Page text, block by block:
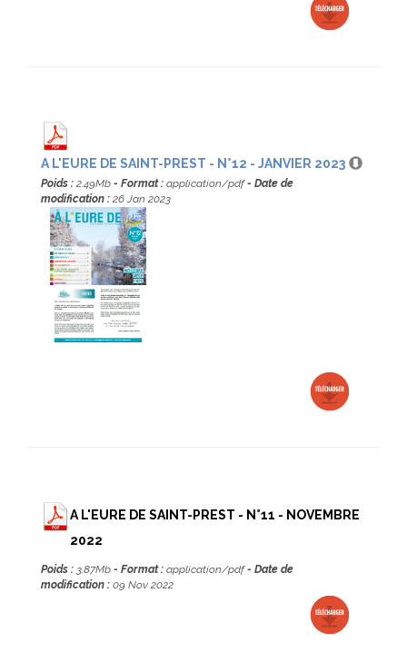
A L'EURE DE SAINT-PREST - N°12 - JANVIER 2023
Poids : 2.49Mb - Format : application/pdf- Date de
modification : 26 Jan 2023
A L'EURE DE SAINT-PREST - N°11 - NOVEMBRE
2022
Poids : 3.87Mb - Format : application/pdf- Date de
modification : 09 Nov 2022